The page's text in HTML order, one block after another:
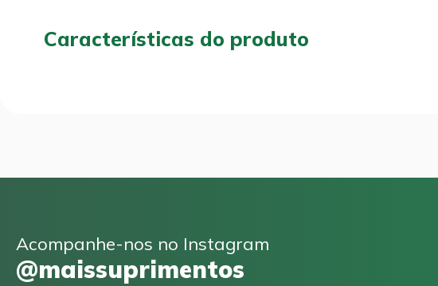
Características do produto
Acompanhe-nos no Instagram
@maissuprimentos